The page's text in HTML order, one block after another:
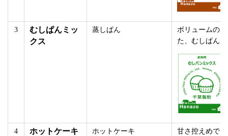
3
むしぱんミッ
クス
蒸しぱん
ボリュームの
た、むしぱん
4
ホットケーキ
ホットケーキ
甘さ控えめで